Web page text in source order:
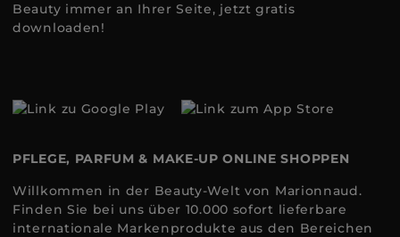
Beauty immer an Ihrer Seite, jetzt gratis
downloaden!
PFLEGE, PARFUM & MAKE-UP ONLINE SHOPPEN
Willkommen in der Beauty-Welt von Marionnaud.
Finden Sie bei uns über 10.000 sofort lieferbare
internationale Markenprodukte aus den Bereichen